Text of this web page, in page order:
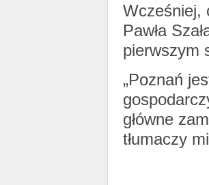
Wcześniej,
Pawła
pierwszym
„Poznań
główne
tłumaczy